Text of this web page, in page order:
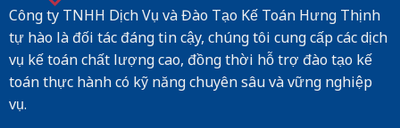
Công ty TNHH Dịch Vụ và Đào Tạo Kế Toán Hưng Thịnh
tự hào là đối tác đáng tin cậy, chúng tôi cung cấp các dịch
vụ kế toán chất lượng cao, đồng thời hỗ trợ đào tạo kế
toán thực hành có kỹ năng chuyên sâu và vững nghiệp
vụ.